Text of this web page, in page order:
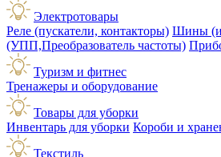
Электротовары
Реле (пускатели, контакторы) Шины
(УПП,Преобразователь частоты)
Туризм и фитнес
Тренажеры и оборудование
Товары для уборки
Инвентарь для уборки Короби и
Текстиль